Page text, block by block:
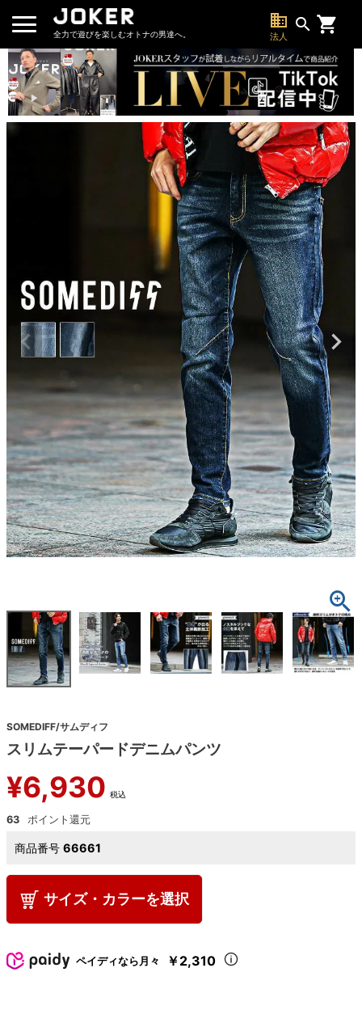
全力で遊びを楽しむオトナの男達へ。
business
法人
search
SOMEDIFF/サムディフ
スリムテーパードデニムパンツ
¥6,930 税込
63
商品番号 66661
サイズ・カラーを選択
ペイディなら月々 ￥2,310